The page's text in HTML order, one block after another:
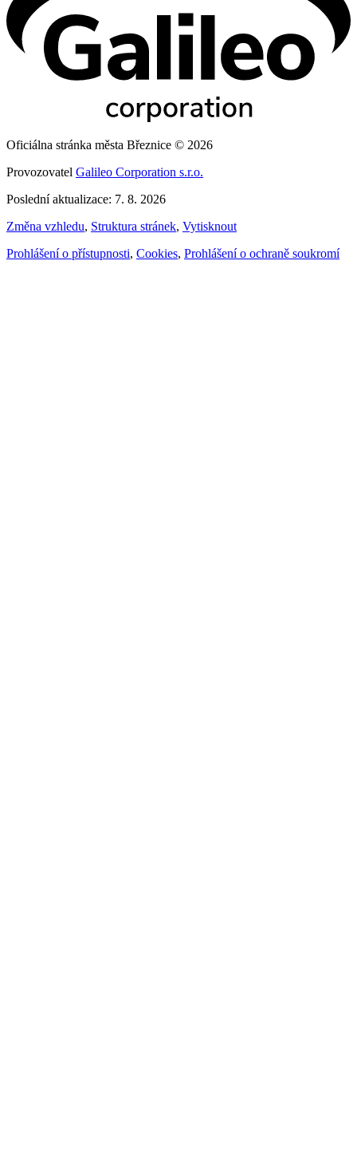
Oficiálna stránka města Březnice © 2026
Provozovatel Galileo Corporation s.r.o.
Poslední aktualizace: 7. 8. 2026
Změna vzhledu, Struktura stránek, Vytisknout
Prohlášení o přístupnosti, Cookies, Prohlášení o ochraně soukromí